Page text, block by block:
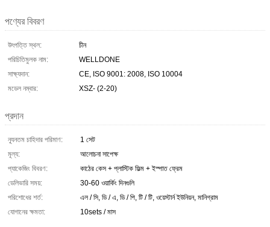
পণ্যের বিবরণ
উৎপত্তি স্থল:
চীন
পরিচিতিমুলক নাম:
WELLDONE
সাক্ষ্যদান:
CE, ISO 9001: 2008, ISO 10004
মডেল নম্বার:
XSZ- (2-20)
প্রদান
ন্যূনতম চাহিদার পরিমাণ:
1 সেট
মূল্য:
আলোচনা সাপেক্ষ
প্যাকেজিং বিবরণ:
কাঠের কেস + প্লাস্টিক ফিল্ম + ইস্পাত ফ্রেম
ডেলিভারি সময়:
30-60 ওয়ার্কিং দিনগুলি
পরিশোধের শর্ত:
এল / সি, ডি / এ, ডি / পি, টি / টি, ওয়েস্টার্ন ইউনিয়ন, মানিগ্রাম
যোগানের ক্ষমতা:
10sets / মাস